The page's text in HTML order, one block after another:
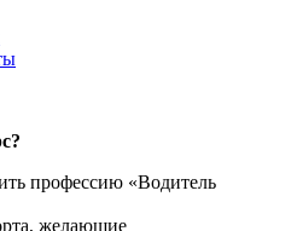
профессию «Водитель
желающие